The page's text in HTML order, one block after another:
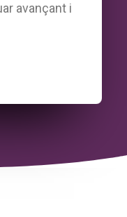
avançant i